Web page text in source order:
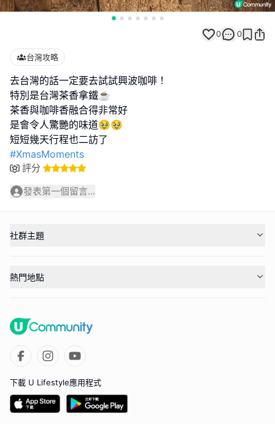
0 0
台灣攻略
去台灣的話一定要去試試興波咖啡！
特別是台灣茶香拿鐵☕️
茶香與咖啡香融合得非常好
是會令人驚艷的味道🥹🥹
#XmasMoments
評分
發表第一個留言...
社群主題
熱門地點
下載 U Lifestyle應用程式